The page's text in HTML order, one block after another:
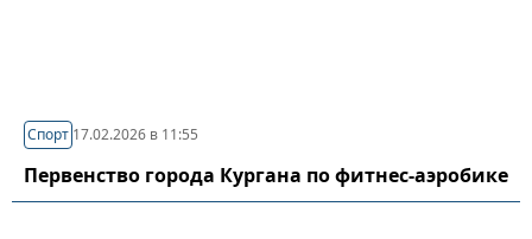
Спорт 17.02.2026 в 11:55
Первенство города Кургана по фитнес-аэробике